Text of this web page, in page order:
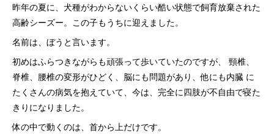
昨年の夏に、犬種がわからないくらい酷い状態で飼育放棄された
高齢シーズー。この子もうちに迎えました。
名前は、ぼうと言います。
初めはふらつきながらも頑張って歩いていたのですが、 頸椎、
脊椎、腰椎の変形がひどく、脳にも問題があり、他にも内臓 に
たくさんの病気を抱えていて、今は、完全に四肢が不自由で寝た
きりになりました。
体の中で動くのは、首から上だけです。